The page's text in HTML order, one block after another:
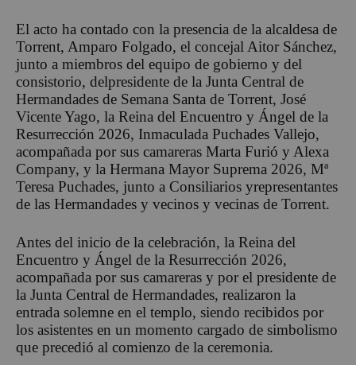
El acto ha contado con la presencia de la alcaldesa de
Torrent, Amparo Folgado, el concejal Aitor Sánchez,
junto a miembros del equipo de gobierno y del
consistorio, delpresidente de la Junta Central de
Hermandades de Semana Santa de Torrent, José
Vicente Yago, la Reina del Encuentro y Ángel de la
Resurrección 2026, Inmaculada Puchades Vallejo,
acompañada por sus camareras Marta Furió y Alexa
Company, y la Hermana Mayor Suprema 2026, Mª
Teresa Puchades, junto a Consiliarios yrepresentantes
de las Hermandades y vecinos y vecinas de Torrent.
Antes del inicio de la celebración, la Reina del
Encuentro y Ángel de la Resurrección 2026,
acompañada por sus camareras y por el presidente de
la Junta Central de Hermandades, realizaron la
entrada solemne en el templo, siendo recibidos por
los asistentes en un momento cargado de simbolismo
que precedió al comienzo de la ceremonia.